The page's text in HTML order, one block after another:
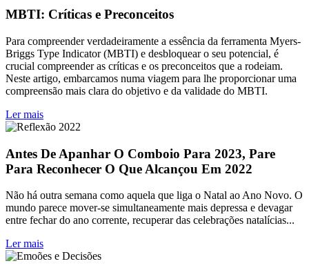
MBTI: Críticas e Preconceitos
Para compreender verdadeiramente a essência da ferramenta Myers-
Briggs Type Indicator (MBTI) e desbloquear o seu potencial, é
crucial compreender as críticas e os preconceitos que a rodeiam.
Neste artigo, embarcamos numa viagem para lhe proporcionar uma
compreensão mais clara do objetivo e da validade do MBTI.
Ler mais
Antes De Apanhar O Comboio Para 2023, Pare
Para Reconhecer O Que Alcançou Em 2022
Não há outra semana como aquela que liga o Natal ao Ano Novo. O
mundo parece mover-se simultaneamente mais depressa e devagar
entre fechar do ano corrente, recuperar das celebrações natalícias...
Ler mais